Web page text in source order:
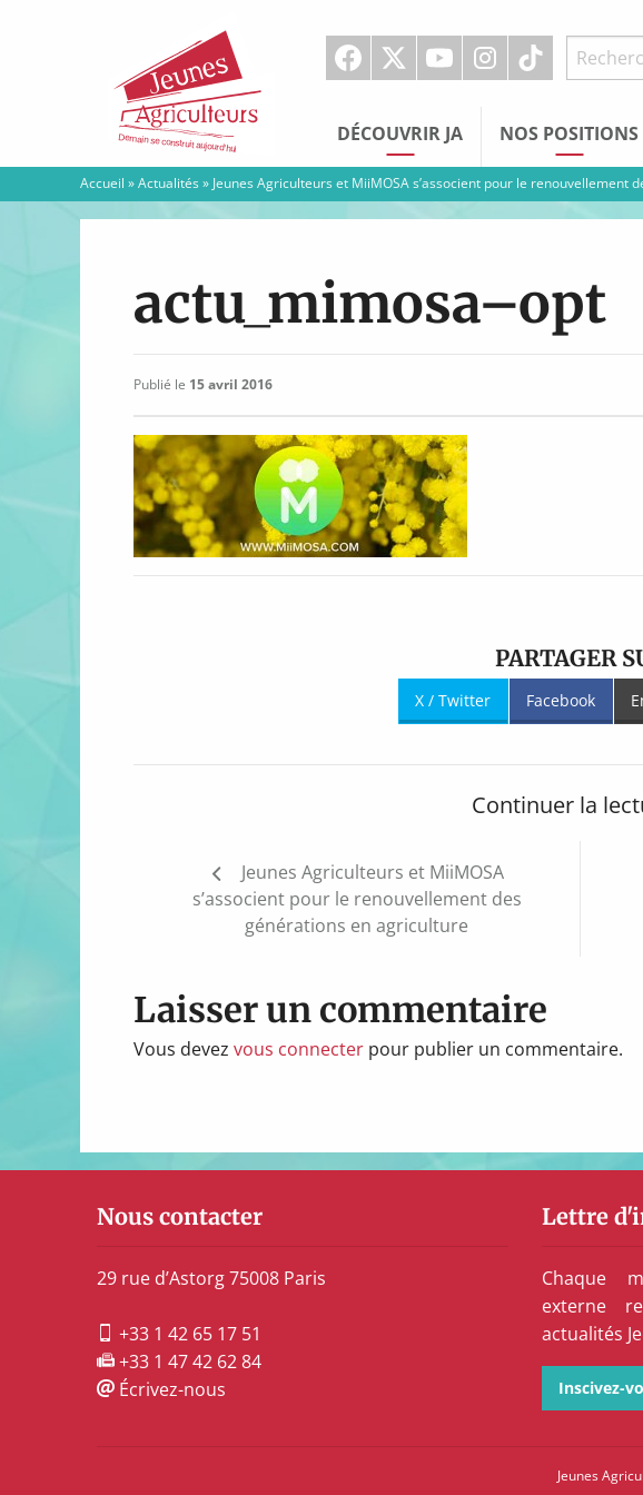
Agriculteurs
DÉCOUVRIR JA NOS POSITIONS
Accueil »Actualités» Jeunes Agriculteurs et MiiMOSA s’associent pour le renouvellement
actu_mimosa–opt
Publié le 15 avril 2016
PARTAGER
X / Twitter Facebook
Continuer la
Navigation
l’article
Jeunes Agriculteurs et MiiMOSA
s’associent pour le renouvellement des
générations en agriculture
Laisser un commentaire
Vous devez vous connecter pour publier un commentaire.
Nous contacter
29 rue d’Astorg 75008 Paris
+33 1 42 65 17 51
+33 1 47 42 62 84
Écrivez-nous
Lettre
Chaque
externe
actualités
Inscivez-
Jeunes